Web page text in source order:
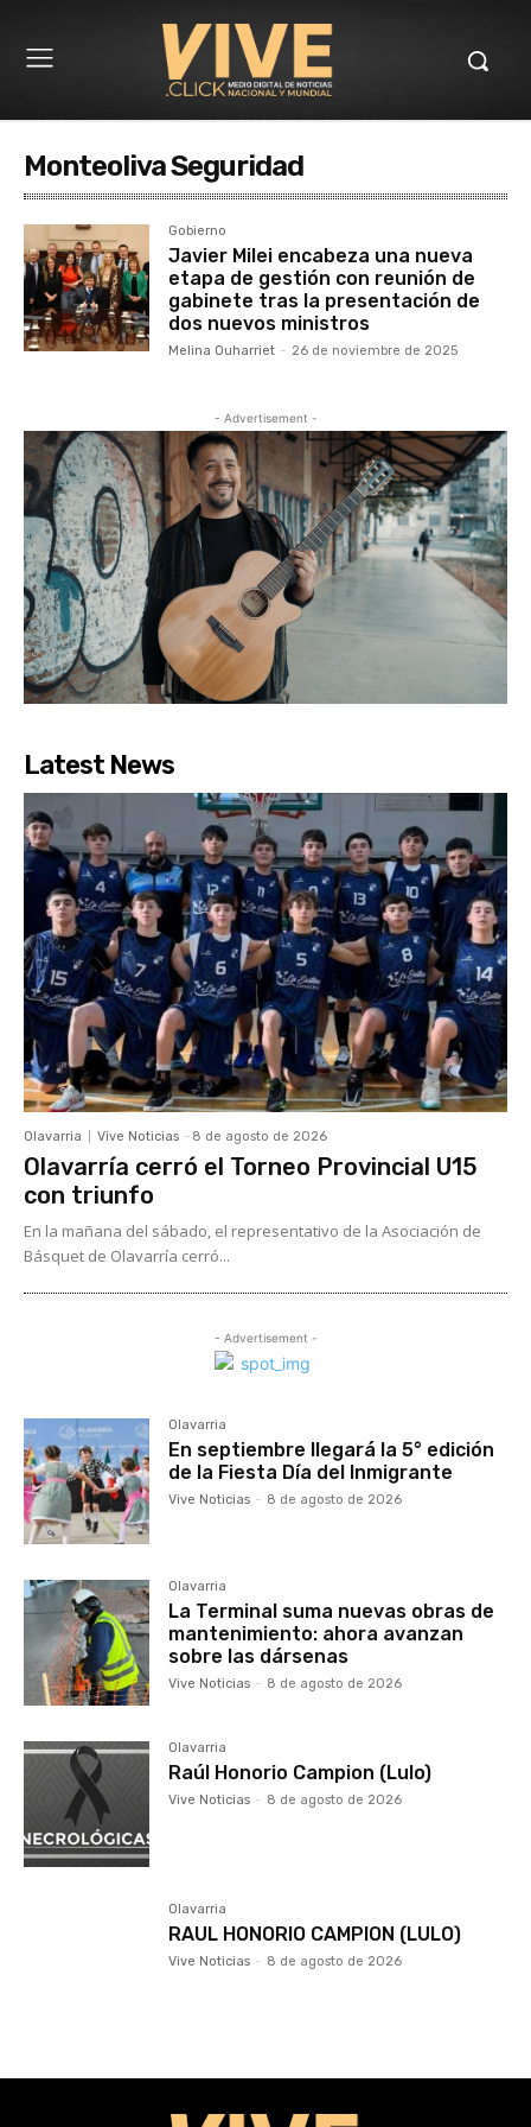
Monteoliva Seguridad
Gobierno
Javier Milei encabeza una nueva
etapa de gestión con reunión de
gabinete tras la presentación de
dos nuevos ministros
Melina Ouharriet - 26 de noviembre de 2025
- Advertisement -
Latest News
Olavarria Vive Noticias - 8 de agosto de 2026
Olavarría cerró el Torneo Provincial U15
con triunfo
En la mañana del sábado, el representativo de la Asociación de
Básquet de Olavarría cerró...
- Advertisement -
Olavarria
En septiembre llegará la 5° edición
de la Fiesta Día del Inmigrante
Vive Noticias - 8 de agosto de 2026
Olavarria
La Terminal suma nuevas obras de
mantenimiento: ahora avanzan
sobre las dársenas
Vive Noticias - 8 de agosto de 2026
Olavarria
Raúl Honorio Campion (Lulo)
Vive Noticias - 8 de agosto de 2026
Olavarria
RAUL HONORIO CAMPION (LULO)
Vive Noticias - 8 de agosto de 2026